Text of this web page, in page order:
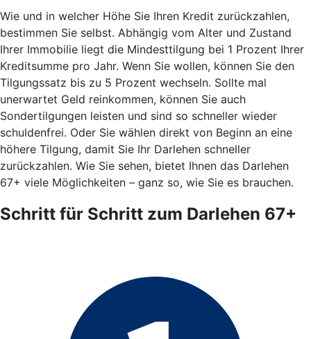
Wie und in welcher Höhe Sie Ihren Kredit zurückzahlen,
bestimmen Sie selbst. Abhängig vom Alter und Zustand
Ihrer Immobilie liegt die Mindesttilgung bei 1 Prozent Ihrer
Kreditsumme pro Jahr. Wenn Sie wollen, können Sie den
Tilgungssatz bis zu 5 Prozent wechseln. Sollte mal
unerwartet Geld reinkommen, können Sie auch
Sondertilgungen leisten und sind so schneller wieder
schuldenfrei. Oder Sie wählen direkt von Beginn an eine
höhere Tilgung, damit Sie Ihr Darlehen schneller
zurückzahlen. Wie Sie sehen, bietet Ihnen das Darlehen
67+ viele Möglichkeiten – ganz so, wie Sie es brauchen.
Schritt für Schritt zum Darlehen 67+